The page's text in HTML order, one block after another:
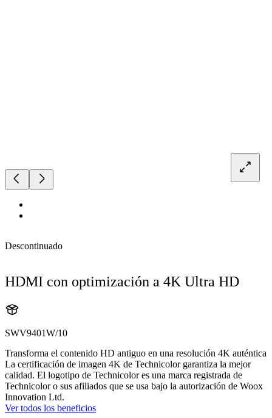
Descontinuado
HDMI con optimización a 4K Ultra HD
SWV9401W/10
Transforma el contenido HD antiguo en una resolución 4K auténtica
La certificación de imagen 4K de Technicolor garantiza la mejor
calidad. El logotipo de Technicolor es una marca registrada de
Technicolor o sus afiliados que se usa bajo la autorización de Woox
Innovation Ltd.
Ver todos los beneficios